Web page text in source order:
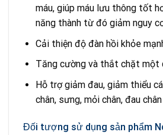
máu, giúp máu lưu thông tốt
năng thành từ đó giảm nguy
Cải thiện độ đàn hồi khỏe
Tăng cường và thắt chặt một
Hỗ trợ giảm đau, giảm thiểu
chân, sưng, mỏi chân, đau
Đối tượng sử dụng sản phẩm